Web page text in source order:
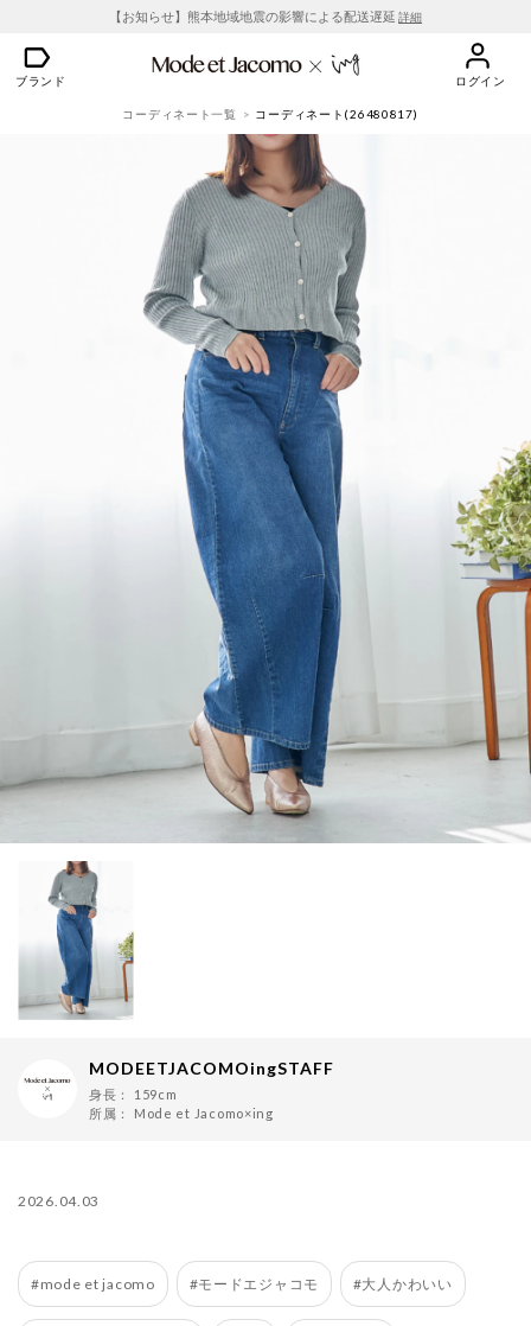
【お知らせ】熊本地域地震の影響による配送遅延 詳細
ブランド ログイン
コーディネート一覧 コーディネート(26480817)
MODEETJACOMOingSTAFF
身長：
159cm
所属： Mode et Jacomo×ing
2026.04.03
#mode et jacomo #モードエジャコモ #大人かわいい